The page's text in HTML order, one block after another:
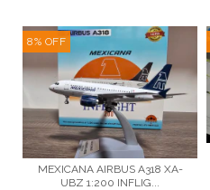
8% OFF
MEXICANA AIRBUS A318 XA-
UBZ 1:200 INFLIG...